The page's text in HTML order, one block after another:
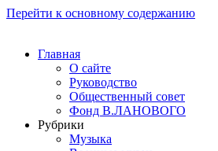
Перейти к основному содержанию
Главная
О сайте
Руководство
Общественный совет
Фонд В.ЛАНОВОГО
Рубрики
Музыка